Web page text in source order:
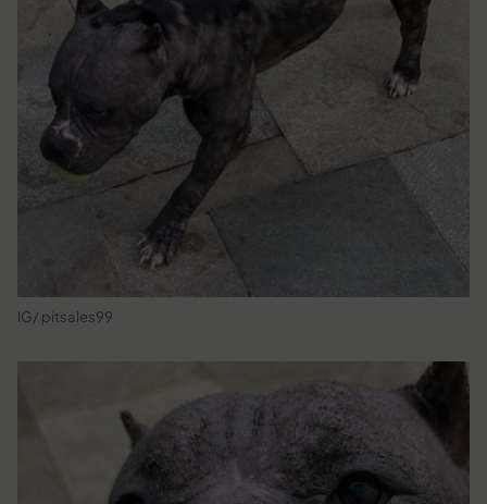
IG/ pitsales99